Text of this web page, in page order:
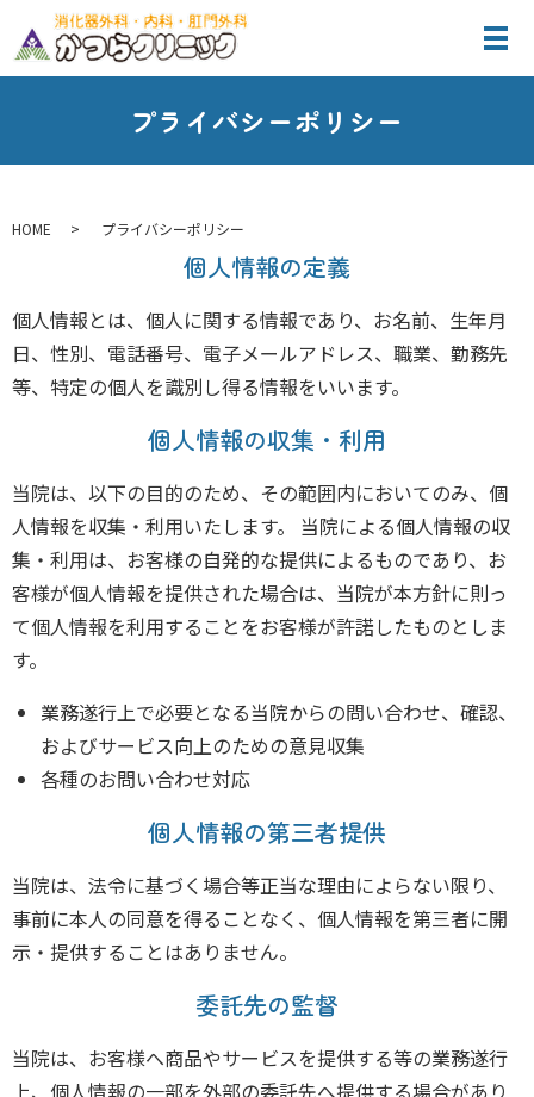
プライバシーポリシー
HOME プライバシーポリシー
個人情報の定義
個人情報とは、個人に関する情報であり、お名前、生年月
日、性別、電話番号、電子メールアドレス、職業、勤務先
等、特定の個人を識別し得る情報をいいます。
個人情報の収集・利用
当院は、以下の目的のため、その範囲内においてのみ、個
人情報を収集・利用いたします。 当院による個人情報の収
集・利用は、お客様の自発的な提供によるものであり、お
客様が個人情報を提供された場合は、当院が本方針に則っ
て個人情報を利用することをお客様が許諾したものとしま
す。
業務遂行上で必要となる当院からの問い合わせ、確認、
およびサービス向上のための意見収集
各種のお問い合わせ対応
個人情報の第三者提供
当院は、法令に基づく場合等正当な理由によらない限り、
事前に本人の同意を得ることなく、個人情報を第三者に開
示・提供することはありません。
委託先の監督
当院は、お客様へ商品やサービスを提供する等の業務遂行
上、個人情報の一部を外部の委託先へ提供する場合があり